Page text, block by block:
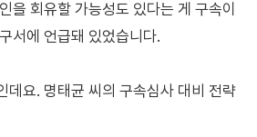
을 회유할 가능성도 있다는 게 구속이
서에 언급돼 있었습니다.
데요. 명태균 씨의 구속심사 대비 전략